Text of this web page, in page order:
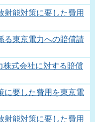
射能対策に要した費用
る東京電力への賠償請
株式会社に対する賠償
に要した費用を東京電
射能対策に要した費用